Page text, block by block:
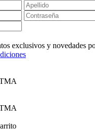
exclusivos y novedades